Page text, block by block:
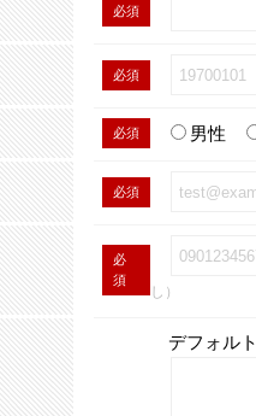
必須
必須
必須 男性
必須
必
須
し）
デフォルト